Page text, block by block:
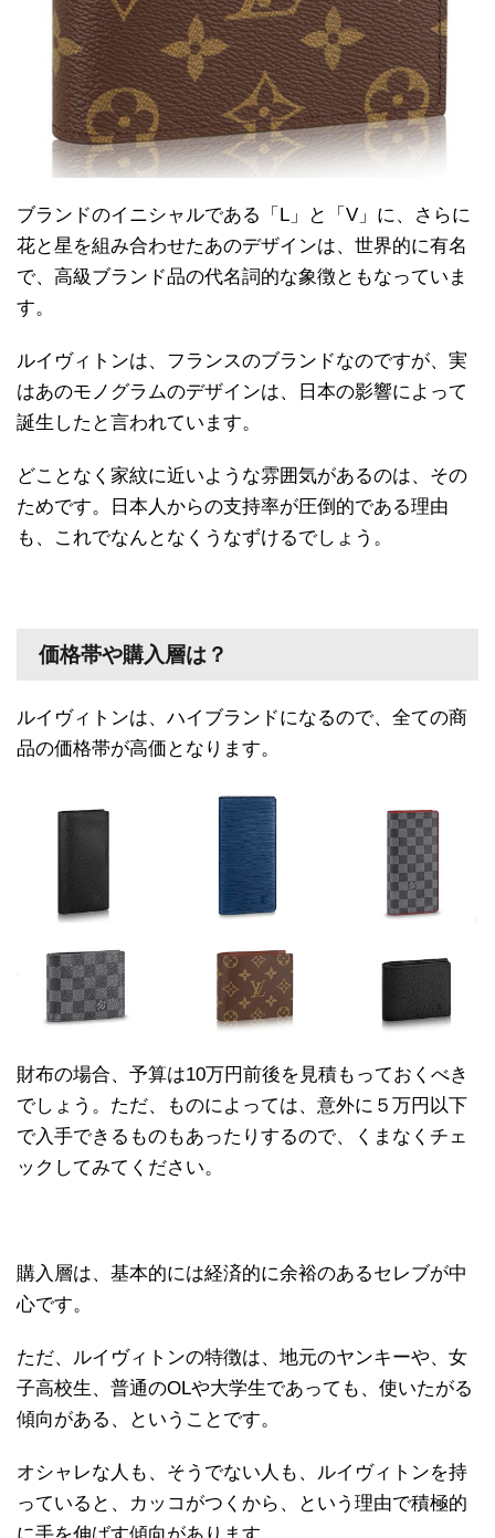
ブランドのイニシャルである「L」と「V」に、さらに
花と星を組み合わせたあのデザインは、世界的に有名
で、高級ブランド品の代名詞的な象徴ともなっていま
す。
ルイヴィトンは、フランスのブランドなのですが、実
はあのモノグラムのデザインは、日本の影響によって
誕生したと言われています。
どことなく家紋に近いような雰囲気があるのは、その
ためです。日本人からの支持率が圧倒的である理由
も、これでなんとなくうなずけるでしょう。
価格帯や購入層は？
ルイヴィトンは、ハイブランドになるので、全ての商
品の価格帯が高価となります。
財布の場合、予算は10万円前後を見積もっておくべき
でしょう。ただ、ものによっては、意外に５万円以下
で入手できるものもあったりするので、くまなくチェ
ックしてみてください。
購入層は、基本的には経済的に余裕のあるセレブが中
心です。
ただ、ルイヴィトンの特徴は、地元のヤンキーや、女
子高校生、普通のOLや大学生であっても、使いたがる
傾向がある、ということです。
オシャレな人も、そうでない人も、ルイヴィトンを持
っていると、カッコがつくから、という理由で積極的
に手を伸ばす傾向があります。